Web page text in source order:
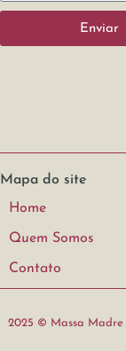
Enviar
Mapa do site
Home
Quem Somos
Contato
2025 © Massa Madre